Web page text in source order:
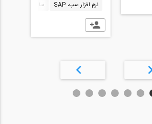
نرم افزار سپ، SAP سازه های بتنی، Concrete Structure